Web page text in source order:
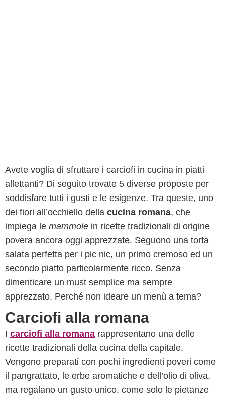
Avete voglia di sfruttare i carciofi in cucina in piatti
allettanti? Di seguito trovate 5 diverse proposte per
soddisfare tutti i gusti e le esigenze. Tra queste, uno
dei fiori all’occhiello della cucina romana, che
impiega le mammole in ricette tradizionali di origine
povera ancora oggi apprezzate. Seguono una torta
salata perfetta per i pic nic, un primo cremoso ed un
secondo piatto particolarmente ricco. Senza
dimenticare un must semplice ma sempre
apprezzato. Perché non ideare un menù a tema?
Carciofi alla romana
I carciofi alla romana rappresentano una delle
ricette tradizionali della cucina della capitale.
Vengono preparati con pochi ingredienti poveri come
il pangrattato, le erbe aromatiche e dell’olio di oliva,
ma regalano un gusto unico, come solo le pietanze